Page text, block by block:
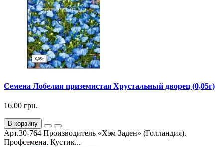
Семена Лобелия приземистая Хрустальный дворец (0,05г)
16.00 грн.
В корзину
Арт.30-764 Производитель «Хэм Заден» (Голландия).
Профсемена. Кустик...